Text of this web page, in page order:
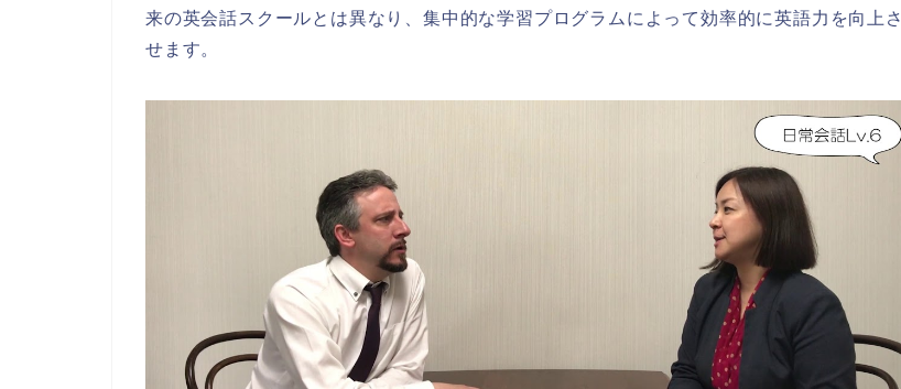
来の英会話スクールとは異なり、集中的な学習プログラムによって効率的に英語力を向上さ
せます。